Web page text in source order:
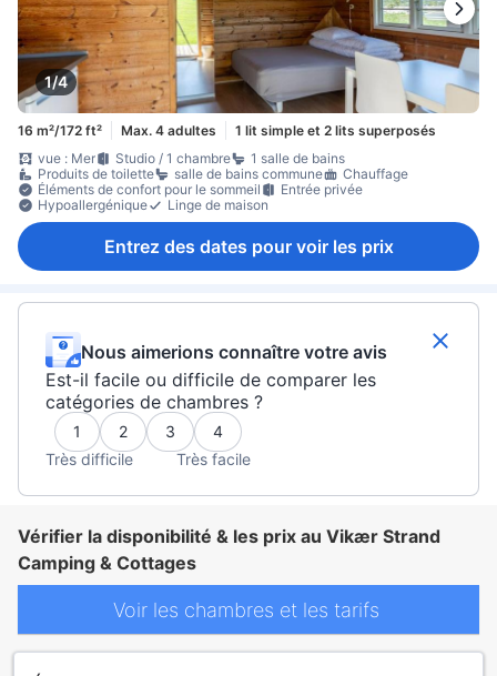
1/4
16 m²/172 ft² Max. 4 adultes
1 lit simple et 2 lits superposés
vue : Mer
Studio / 1 chambre
1 salle de bains
Produits de toilette
salle de bains commune
Chauffage
Éléments de confort pour le sommeil
Entrée privée
Hypoallergénique
Linge de maison
Entrez des dates pour voir les prix
Nous aimerions connaître votre avis
Est-il facile ou difficile de comparer les
catégories de chambres ?
1 2 3
4
Très difficile
Très facile
Vérifier la disponibilité & les prix au Vikær Strand
Camping & Cottages
Voir les chambres et les tarifs